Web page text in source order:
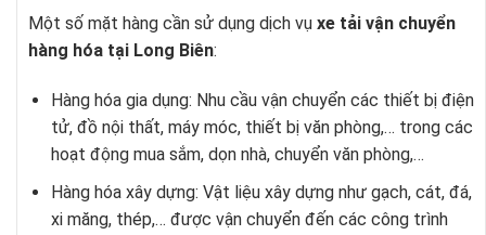
Một số mặt hàng cần sử dụng dịch vụ xe tải vận chuyển
hàng hóa tại Long Biên:
Hàng hóa gia dụng: Nhu cầu vận chuyển các thiết bị điện
tử, đồ nội thất, máy móc, thiết bị văn phòng,… trong các
hoạt động mua sắm, dọn nhà, chuyển văn phòng,…
Hàng hóa xây dựng: Vật liệu xây dựng như gạch, cát, đá,
xi măng, thép,… được vận chuyển đến các công trình